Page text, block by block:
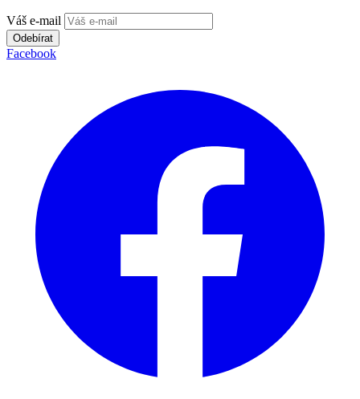
Váš e-mail
Odebírat
Facebook